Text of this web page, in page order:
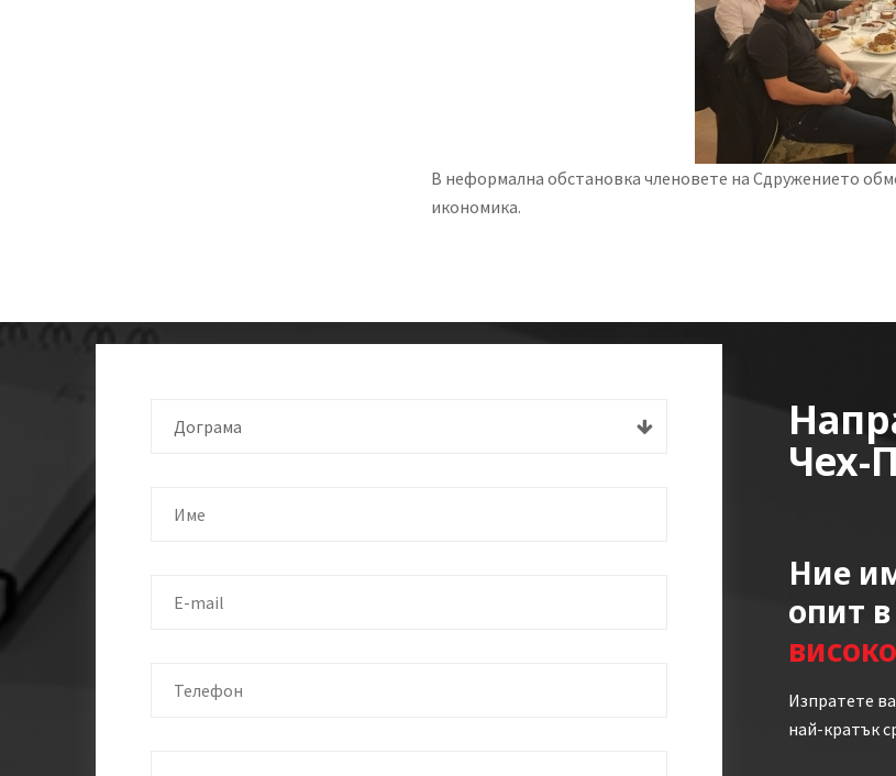
В неформална обстановка членовете на Сдружението
икономика.
Дограма
Чех-
Ние
опит
Изпратете
най-кратък